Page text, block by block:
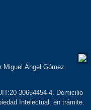
Miguel Ángel Gómez
30654454-4. Domicilio
Intelectual: en trámite.